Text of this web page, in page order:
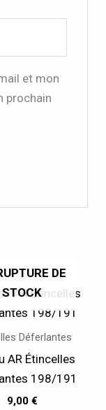
et mon
prochain
DE
STOCK
Déferlantes
AR Étincelles
198/191
9,00 €